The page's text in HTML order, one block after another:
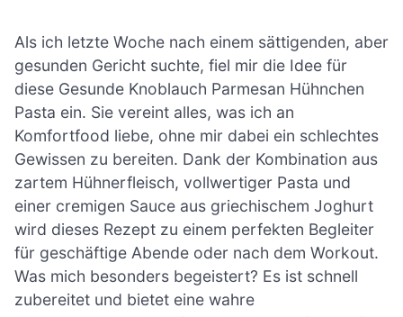
Als ich letzte Woche nach einem sättigenden, aber
gesunden Gericht suchte, fiel mir die Idee für
diese Gesunde Knoblauch Parmesan Hühnchen
Pasta ein. Sie vereint alles, was ich an
Komfortfood liebe, ohne mir dabei ein schlechtes
Gewissen zu bereiten. Dank der Kombination aus
zartem Hühnerfleisch, vollwertiger Pasta und
einer cremigen Sauce aus griechischem Joghurt
wird dieses Rezept zu einem perfekten Begleiter
für geschäftige Abende oder nach dem Workout.
Was mich besonders begeistert? Es ist schnell
zubereitet und bietet eine wahre